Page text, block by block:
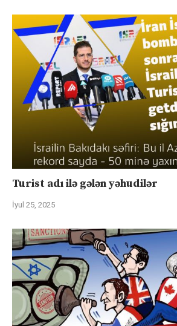
Turist adı ilə gələn yəhudilər
İyul 25, 2025